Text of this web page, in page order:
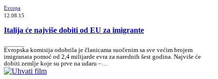
Evropa
12.08.15
Italija će najviše dobiti od EU za imigrante
Evropska komisija odobrila je članicama suočenim sa sve većim brojem
imigranata pomoć od 2,4 milijarde evra za narednih šest godina. Najviše će
dobiti zemlje koje su prve na udaru –…